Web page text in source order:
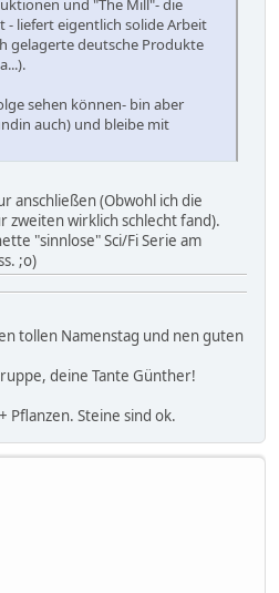
und "The Mill"- die
- liefert eigentlich solide Arbeit
gelagerte deutsche Produkte
sehen können- bin aber
auch) und bleibe mit
anschließen (Obwohl ich die
zweiten wirklich schlecht fand).
"sinnlose" Sci/Fi Serie am
;o)
tollen Namenstag und nen guten
deine Tante Günther!
Pflanzen. Steine sind ok.